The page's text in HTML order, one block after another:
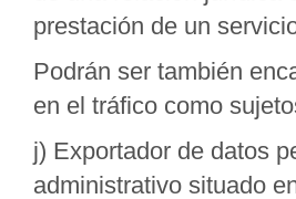
prestación de un
Podrán ser también
en el tráfico como
j) Exportador de datos
administrativo situado